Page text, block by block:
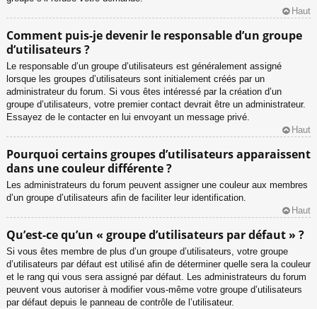
Haut
Comment puis-je devenir le responsable d’un groupe
d’utilisateurs ?
Le responsable d’un groupe d’utilisateurs est généralement assigné
lorsque les groupes d’utilisateurs sont initialement créés par un
administrateur du forum. Si vous êtes intéressé par la création d’un
groupe d’utilisateurs, votre premier contact devrait être un administrateur.
Essayez de le contacter en lui envoyant un message privé.
Haut
Pourquoi certains groupes d’utilisateurs apparaissent
dans une couleur différente ?
Les administrateurs du forum peuvent assigner une couleur aux membres
d’un groupe d’utilisateurs afin de faciliter leur identification.
Haut
Qu’est-ce qu’un « groupe d’utilisateurs par défaut » ?
Si vous êtes membre de plus d’un groupe d’utilisateurs, votre groupe
d’utilisateurs par défaut est utilisé afin de déterminer quelle sera la couleur
et le rang qui vous sera assigné par défaut. Les administrateurs du forum
peuvent vous autoriser à modifier vous-même votre groupe d’utilisateurs
par défaut depuis le panneau de contrôle de l’utilisateur.